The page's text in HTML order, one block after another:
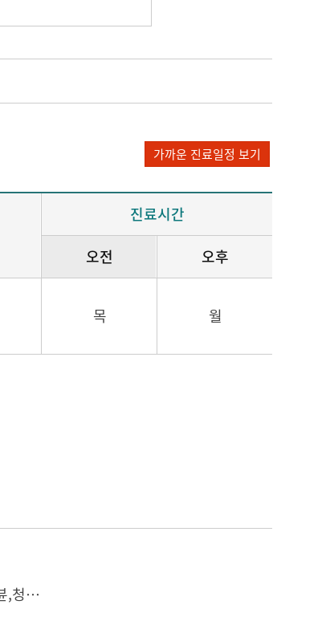
가까운 진료일정 보기
진료시간
오전
오후
목 월
[매일경제,아시아경제,메디칼업저버,메디칼타임즈,이데일리,의학신문,메디칼트리뷴,청년의사,라포르시안,메디컬투데이,약업신문,보건뉴스,디지틀조선일보,헬스인뉴스,글로벌경제,더퍼스트,베타뉴스,뉴시스] 조기 위암, 림프절 전이 위험 미리 계산해 위 절제 줄인다